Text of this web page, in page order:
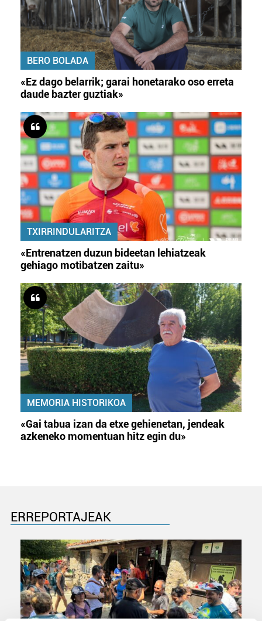
BERO BOLADA
«Ez dago belarrik; garai honetarako oso erreta
daude bazter guztiak»
TXIRRINDULARITZA
«Entrenatzen duzun bideetan lehiatzeak
gehiago motibatzen zaitu»
MEMORIA HISTORIKOA
«Gai tabua izan da etxe gehienetan, jendeak
azkeneko momentuan hitz egin du»
ERREPORTAJEAK